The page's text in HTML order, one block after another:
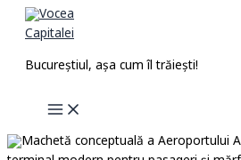
Skip
Bucureștiul, așa cum îl trăiești!